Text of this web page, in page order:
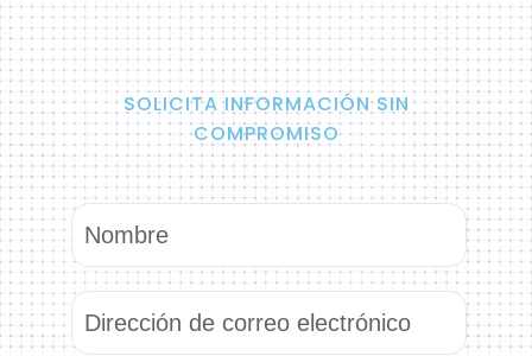
SOLICITA INFORMACIÓN SIN
COMPROMISO